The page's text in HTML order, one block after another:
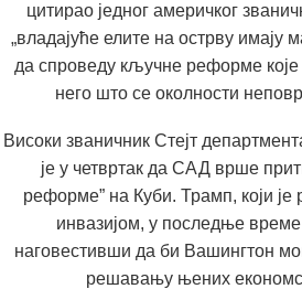
цитирао једног америчког
„владајуће елите на острву имају
да спроведу кључне реформе
него што се околности
Високи званичник Стејт
је у четвртак да САД врше
реформе” на Куби. Трамп, који је
инвазијом, у последње време
наговестивши да би Вашингтон
решавању њених